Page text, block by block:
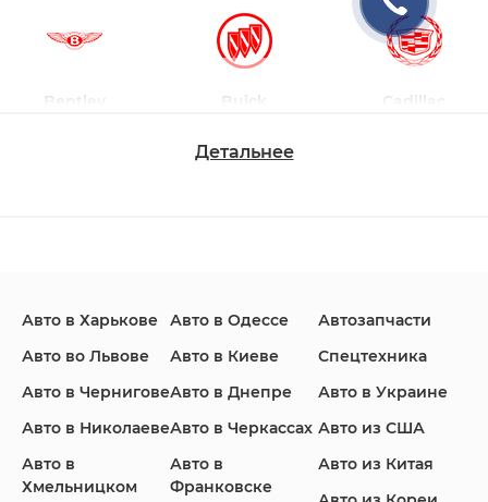
Bentley Buick Cadillac
Infiniti Jaguar Jeep
Детальнее
Авто в Харькове
Авто во Львове
Авто в Чернигове
Авто в Николаеве
Авто в
Хмельницком
Авто в Одессе
Авто в Киеве
Авто в Днепре
Авто в Черкассах
Авто в
Франковске
Автозапчасти
Спецтехника
Авто в Украине
Авто из США
Авто из Китая